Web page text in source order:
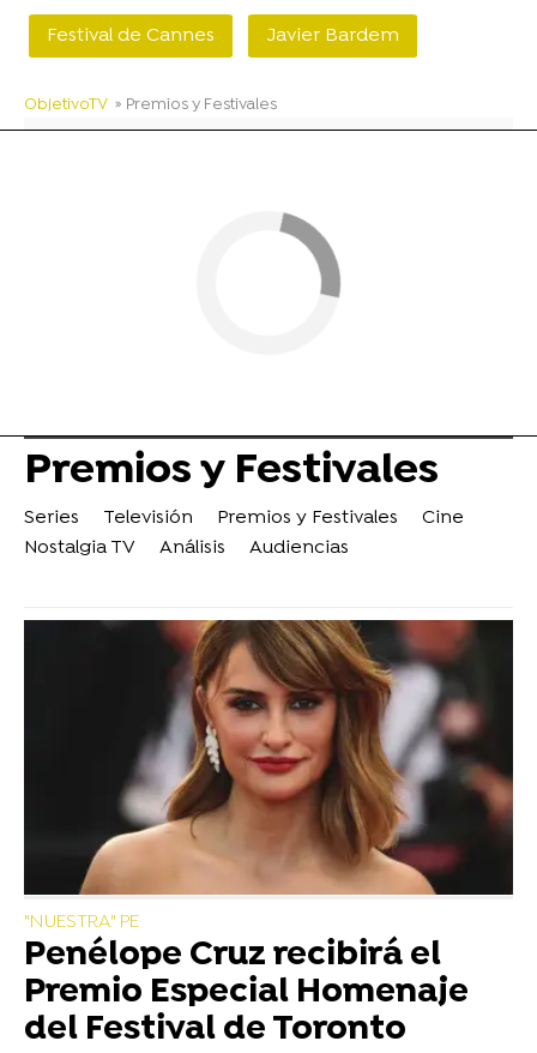
Festival de Cannes Javier Bardem
ObjetivoTV » Premios y Festivales
Premios y Festivales
Series Televisión Premios y Festivales
Cine
Nostalgia TV
Análisis Audiencias
"NUESTRA" PE
Penélope Cruz recibirá el
Premio Especial Homenaje
del Festival de Toronto